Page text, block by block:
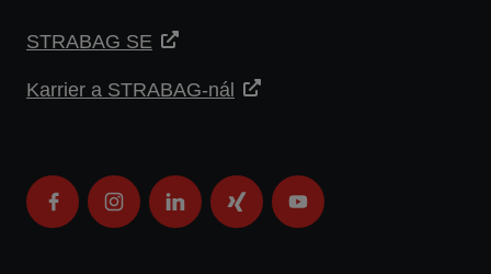
STRABAG SE
Karrier a STRABAG-nál